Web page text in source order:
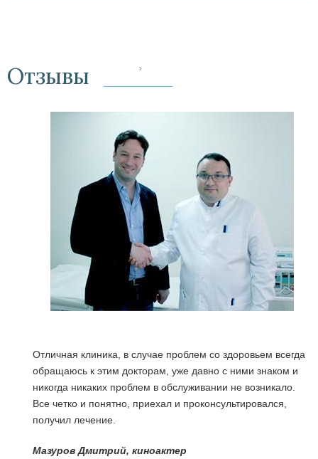
Отзывы
Отличная клиника, в случае проблем со здоровьем всегда
обращаюсь к этим докторам, уже давно с ними знаком и
никогда никаких проблем в обслуживании не возникало.
Все четко и понятно, приехал и проконсультировался,
получил лечение.
Мазуров Дмитрий, киноактер
‹